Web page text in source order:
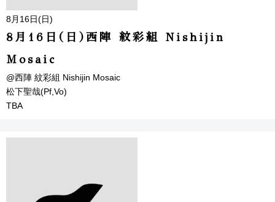
8月16日(日)
8月16日(日)西陣 紋彩組 Nishijin
Mosaic
@西陣 紋彩組 Nishijin Mosaic
松下聖哉(Pf,Vo)
TBA